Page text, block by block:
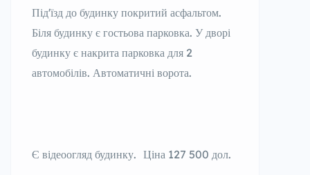
Підʼїзд до будинку покритий асфальтом.
Біля будинку є гостьова парковка. У дворі
будинку є накрита парковка для 2
автомобілів. Автоматичні ворота.
Є відеоогляд будинку. Ціна 127 500 дол.